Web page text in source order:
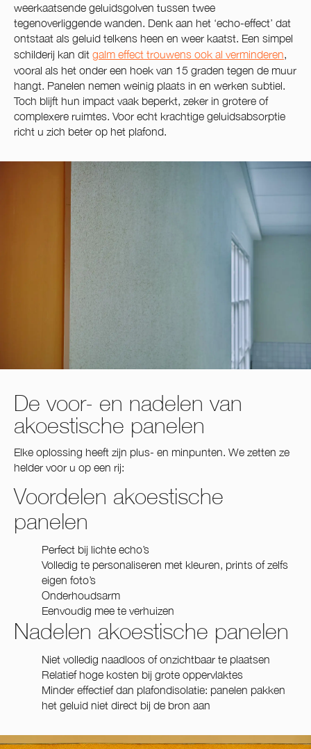
weerkaatsende geluidsgolven tussen twee
tegenoverliggende wanden. Denk aan het ‘echo-effect’ dat
ontstaat als geluid telkens heen en weer kaatst. Een simpel
schilderij kan dit galm effect trouwens ook al verminderen,
vooral als het onder een hoek van 15 graden tegen de muur
hangt. Panelen nemen weinig plaats in en werken subtiel.
Toch blijft hun impact vaak beperkt, zeker in grotere of
complexere ruimtes. Voor echt krachtige geluidsabsorptie
richt u zich beter op het plafond.
De voor- en nadelen van
akoestische panelen
Elke oplossing heeft zijn plus- en minpunten. We zetten ze
helder voor u op een rij:
Voordelen akoestische
panelen
Perfect bij lichte echo’s
Volledig te personaliseren met kleuren, prints of zelfs
eigen foto’s
Onderhoudsarm
Eenvoudig mee te verhuizen
Nadelen akoestische panelen
Niet volledig naadloos of onzichtbaar te plaatsen
Relatief hoge kosten bij grote oppervlaktes
Minder effectief dan plafondisolatie: panelen pakken
het geluid niet direct bij de bron aan